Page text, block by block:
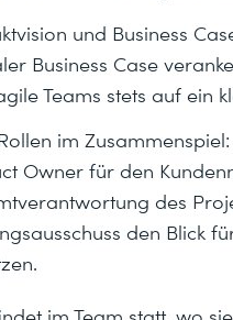
und Business
Business Case
Teams stets auf ein
im
Owner für den
des
den Blick